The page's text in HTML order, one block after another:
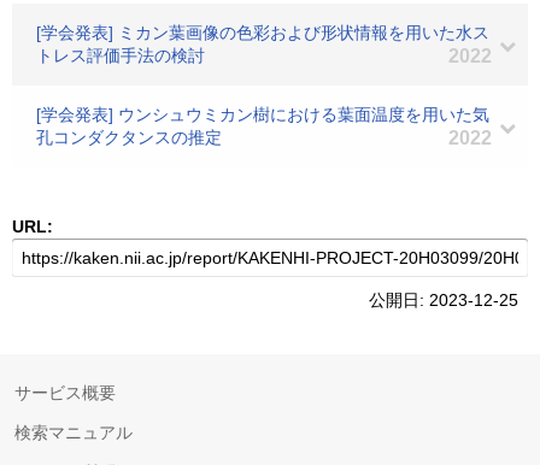
[学会発表] ミカン葉画像の色彩および形状情報を用いた水ス
トレス評価手法の検討
2022
[学会発表] ウンシュウミカン樹における葉面温度を用いた気
孔コンダクタンスの推定
2022
URL:
公開日: 2023-12-25
サービス概要
検索マニュアル